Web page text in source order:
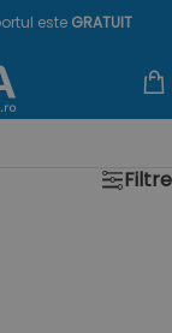
este GRATUIT
Filtre